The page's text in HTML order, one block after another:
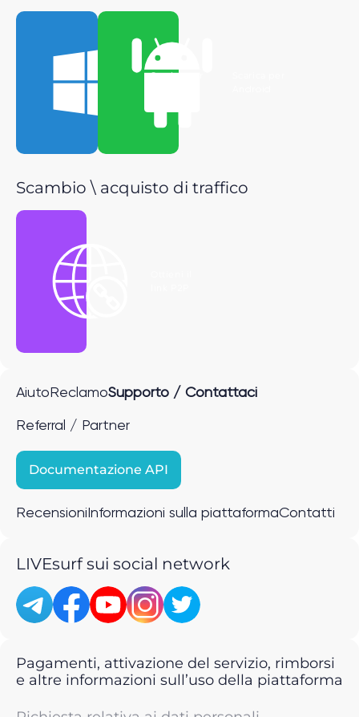
Scarica per
Scambio \ acquisto di traffico
Aiuto ReclamoSupporto / Contattaci
Referral / Partner
Documentazione API
Recensioni Informazioni sulla piattaformaContatti
LIVEsurf sui social network
Pagamenti, attivazione del servizio, rimborsi
e altre informazioni sull’uso della piattaforma